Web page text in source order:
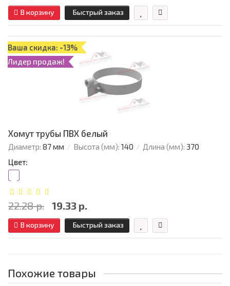
В корзину Быстрый заказ
Ваша скидка: -13%
Лидер продаж!
Хомут трубы ПВХ белый
Диаметр: 87 мм Высота (мм): 140 Длина (мм): 370
Цвет:
22.28 р. 19.33 р.
В корзину Быстрый заказ
Похожие товары